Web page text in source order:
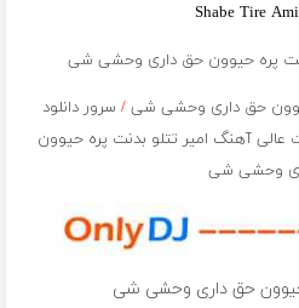
Shabe Tire
حق دارى وحشى شى/ سرور دانلود
عالی آهنگ امیر تتلو بدنت پره حیوون
وحشى شى
حیوون حق دارى وحشى شى